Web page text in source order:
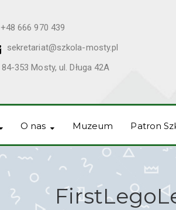
+48 666 970 439
sekretariat@szkola-mosty.pl
84-353 Mosty, ul. Długa 42A
O nas Muzeum Patron